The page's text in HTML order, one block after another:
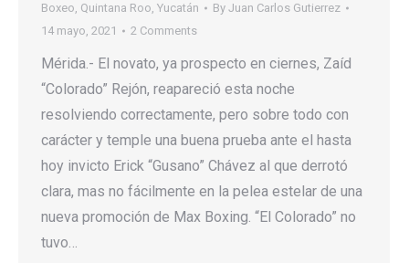
Boxeo, Quintana Roo, Yucatán By Juan Carlos Gutierrez
14 mayo, 2021
2 Comments
Mérida.- El novato, ya prospecto en ciernes, Zaíd
“Colorado” Rejón, reapareció esta noche
resolviendo correctamente, pero sobre todo con
carácter y temple una buena prueba ante el hasta
hoy invicto Erick “Gusano” Chávez al que derrotó
clara, mas no fácilmente en la pelea estelar de una
nueva promoción de Max Boxing. “El Colorado” no
tuvo…